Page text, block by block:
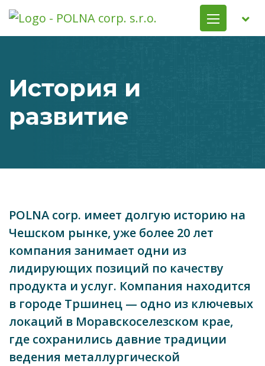
История и
развитие
POLNA corp. имеет долгую историю на
Чешском рынке, уже более 20 лет
компания занимает одни из
лидирующих позиций по качеству
продукта и услуг. Компания находится
в городе Тршинец — одно из ключевых
локаций в Моравскоселезском крае,
где сохранились давние традиции
ведения металлургической